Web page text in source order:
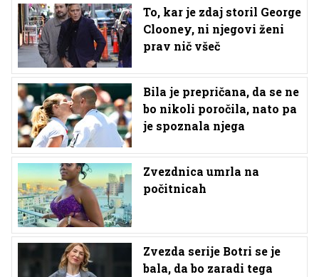
To, kar je zdaj storil George
Clooney, ni njegovi ženi
prav nič všeč
Bila je prepričana, da se ne
bo nikoli poročila, nato pa
je spoznala njega
Zvezdnica umrla na
počitnicah
Zvezda serije Botri se je
bala, da bo zaradi tega